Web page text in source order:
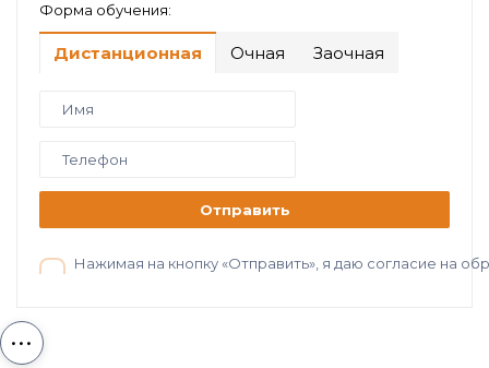
Форма обучения:
Дистанционная Очная Заочная
Отправить
Нажимая на кнопку «Отправить», я даю согласие на
...